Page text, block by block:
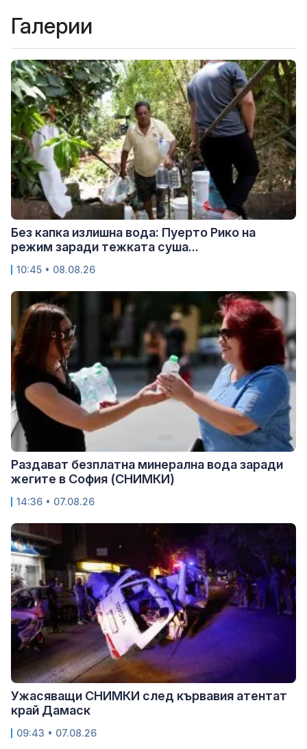
Галерии
Без капка излишна вода: Пуерто Рико на
режим заради тежката суша...
10:45 • 08.08.26
Раздават безплатна минерална вода заради
жегите в София (СНИМКИ)
14:36 • 07.08.26
Ужасяващи СНИМКИ след кървавия атентат
край Дамаск
09:43 • 07.08.26